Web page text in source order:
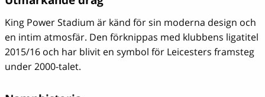
King Power Stadium är känd för sin moderna design och
en intim atmosfär. Den förknippas med klubbens ligatitel
2015/16 och har blivit en symbol för Leicesters framsteg
under 2000-talet.